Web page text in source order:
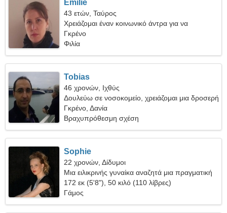
Emilie
43 ετών, Ταύρος
Χρειάζομαι έναν κοινωνικό άντρα για να
ταξιδέψουμε μαζί
Γκρένο
Φιλία
Tobias
46 χρονών, Ιχθύς
Δουλεύω σε νοσοκομείο, χρειάζομαι μια δροσερή
γυναίκα
Γκρένο, Δανία
Βραχυπρόθεσμη σχέση
Sophie
22 χρονών, Δίδυμοι
Μια ειλικρινής γυναίκα αναζητά μια πραγματική
σχέση
172 εκ (5'8"), 50 κιλό (110 λίβρες)
Γάμος